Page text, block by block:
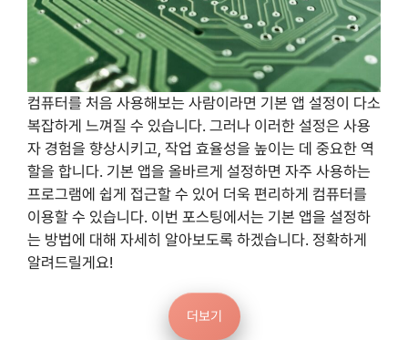
컴퓨터를 처음 사용해보는 사람이라면 기본 앱 설정이 다소
복잡하게 느껴질 수 있습니다. 그러나 이러한 설정은 사용
자 경험을 향상시키고, 작업 효율성을 높이는 데 중요한 역
할을 합니다. 기본 앱을 올바르게 설정하면 자주 사용하는
프로그램에 쉽게 접근할 수 있어 더욱 편리하게 컴퓨터를
이용할 수 있습니다. 이번 포스팅에서는 기본 앱을 설정하
는 방법에 대해 자세히 알아보도록 하겠습니다. 정확하게
알려드릴게요!
더보기